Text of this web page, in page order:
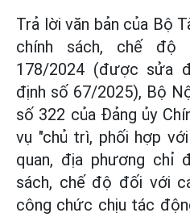
Trả lời văn bản của Bộ
chính sách, chế
178/2024 (được sửa
định số 67/2025), Bộ
số 322 của Đảng ủy
vụ "chủ trì, phối hợp
quan, địa phương chỉ
sách, chế độ đối với
công chức chịu tác